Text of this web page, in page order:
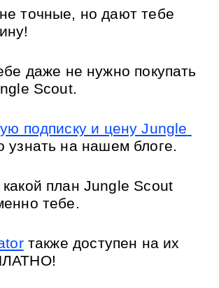
точные, но дают тебе
даже не нужно покупать
Scout.
подписку и цену Jungle
на нашем блоге.
план Jungle Scout
тебе.
также доступен на их